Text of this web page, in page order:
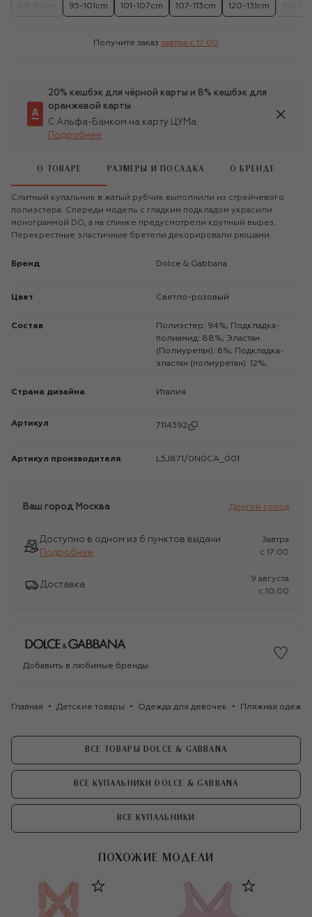
95-101cm 101-107cm 107-113cm 120-131cm
Получите заказ завтра c 17:00
20% кешбэк для чёрной карты и 8% кешбэк для
оранжевой карты
С Альфа-Банком на карту ЦУМа
Подробнее
О ТОВАРЕ РАЗМЕРЫ И ПОСАДКА О БРЕНДЕ
Слитный купальник в жатый рубчик выполнили из стрейчевого
полиэстера. Спереди модель с гладким подкладом украсили
монограммой DG, а на спинке предусмотрели крупный вырез.
Перекрестные эластичные бретели декорировали рюшами.
Бренд Dolce & Gabbana
Цвет Светло-розовый
Состав
Полиэстер: 94%; Подкладка-
полиамид: 88%; Эластан
(Полиуретан): 6%; Подкладка-
эластан (полиуретан): 12%;
Страна дизайна Италия
Артикул 7114392
Артикул производителя L5J871/0N0CA_001
Ваш город Москва Другой город
Доступно в одном из 6 пунктов выдачи
Подробнее
Завтра
c 17:00
Доставка
9 августа
c 10:00
Добавить в любимые бренды
Главная Детские товары Одежда для девочек Пляжная
ВСЕ ТОВАРЫ DOLCE & GABBANA
ВСЕ КУПАЛЬНИКИ DOLCE & GABBANA
ВСЕ КУПАЛЬНИКИ
ПОХОЖИЕ МОДЕЛИ